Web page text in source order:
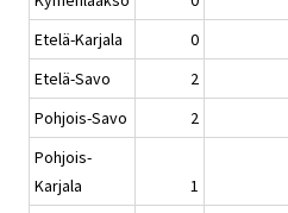
Etelä-Karjala
0
Etelä-Savo
2
Pohjois-Savo
2
Pohjois-
Karjala
1